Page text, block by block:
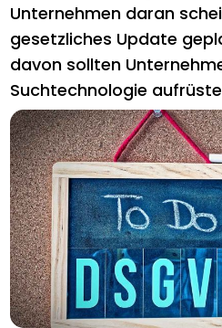
Unternehmen daran
gesetzliches Update
davon sollten
Suchtechnologie